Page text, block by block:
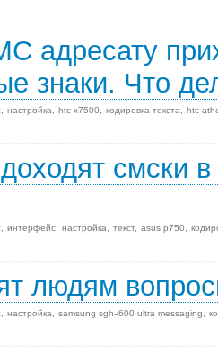
адресату
знаки. Что
настройка htc x7500 кодировка текста htc
смски
интерфейс настройка текст asus p750
людям
настройка samsung sgh-i600 ultra messaging